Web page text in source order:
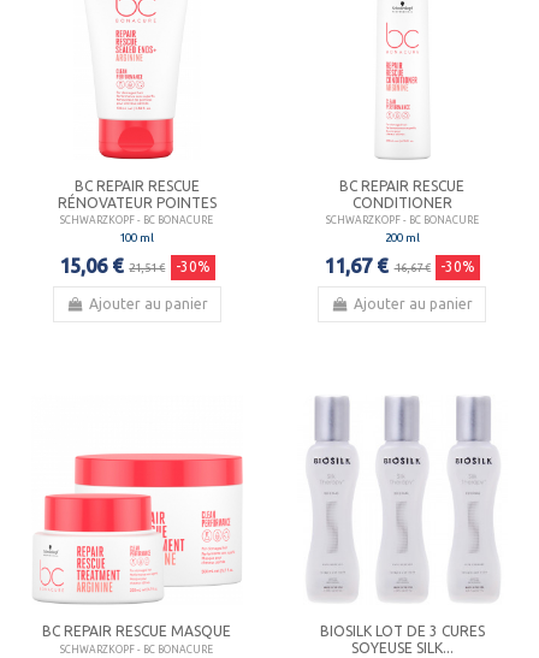
BC REPAIR RESCUE
RÉNOVATEUR POINTES
SCHWARZKOPF - BC BONACURE
100 ml
15,06 € 21,51 € -30%
Ajouter au panier
BC REPAIR RESCUE
CONDITIONER
SCHWARZKOPF - BC BONACURE
200 ml
11,67 € 16,67 € -30%
Ajouter au panier
BC REPAIR RESCUE MASQUE
SCHWARZKOPF - BC BONACURE
BIOSILK LOT DE 3 CURES
SOYEUSE SILK...